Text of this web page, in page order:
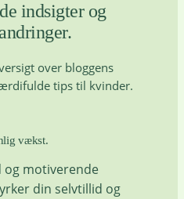
indsigter og
over bloggens
tips til kvinder.
vækst.
og motiverende
din selvtillid og